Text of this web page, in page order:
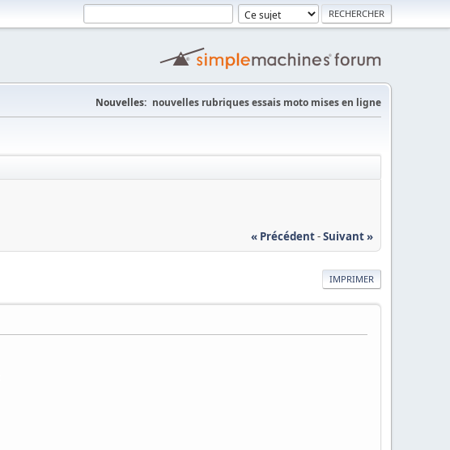
Nouvelles: nouvelles rubriques essais moto mises en ligne
« Précédent-Suivant »
IMPRIMER